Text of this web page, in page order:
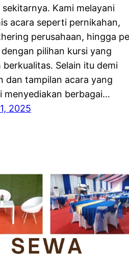
Kami melayani
acara seperti pernikahan,
perusahaan, hingga
pilihan kursi yang
berkualitas. Selain itu demi
dan tampilan acara yang
menyediakan berbagai…
2025